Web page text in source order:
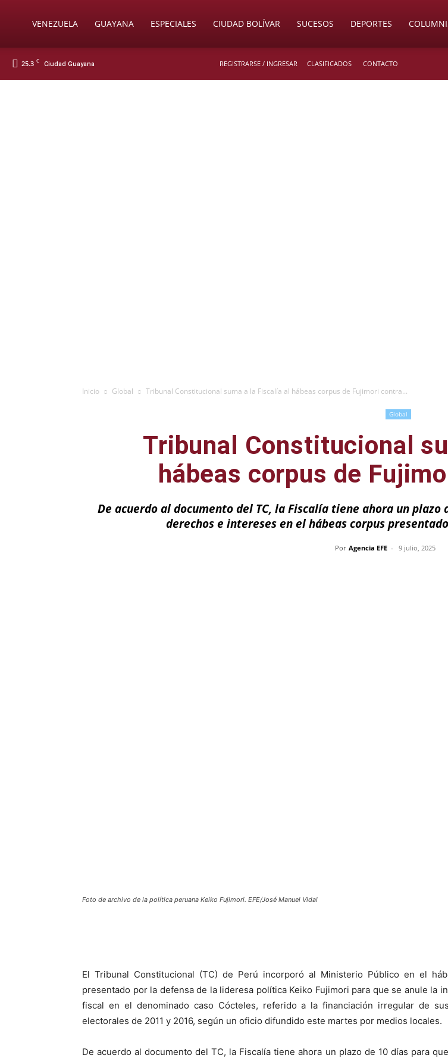
SoyVENEZUELA GUAYANA ESPECIALES CIUDAD BOLÍVAR SUCESOS DEPORTES
25.3 C Ciudad Guayana REGISTRARSE / INGRESAR CLASIFICADOS CONTACTO
Inicio Global Tribunal Constitucional suma a la Fiscalía al hábeas corpus de Fujimori contra...
Global
Tribunal Constitucional
hábeas corpus de
De acuerdo al documento del TC, la Fiscalía tiene ahora un
derechos e intereses en el hábeas corpus
Por Agencia EFE - 9 julio, 2025
Foto de archivo de la política peruana Keiko Fujimori. EFE/José Manuel Vidal
El Tribunal Constitucional (TC) de Perú incorporó al Ministerio Público en el
presentado por la defensa de la lideresa política Keiko Fujimori para que se anule la
fiscal en el denominado caso Cócteles, referido a la financiación irregular de
electorales de 2011 y 2016, según un oficio difundido este martes por medios locales.
De acuerdo al documento del TC, la Fiscalía tiene ahora un plazo de 10 días para